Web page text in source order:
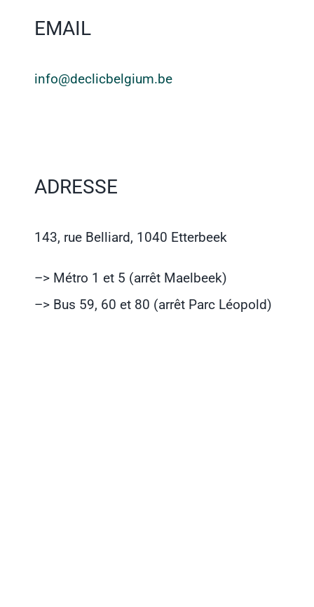
EMAIL
info@declicbelgium.be
ADRESSE
143, rue Belliard, 1040 Etterbeek
–> Métro 1 et 5 (arrêt Maelbeek)
–> Bus 59, 60 et 80 (arrêt Parc Léopold)